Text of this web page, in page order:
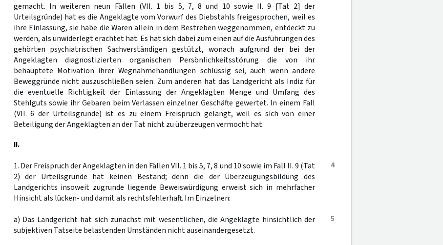
gemacht. In weiteren neun Fällen (VII. 1 bis 5, 7, 8 und 10 sowie II. 9 [Tat 2] der
Urteilsgründe) hat es die Angeklagte vom Vorwurf des Diebstahls freigesprochen, weil es
ihre Einlassung, sie habe die Waren allein in dem Bestreben weggenommen, entdeckt zu
werden, als unwiderlegt erachtet hat. Es hat sich dabei zum einen auf die Ausführungen des
gehörten psychiatrischen Sachverständigen gestützt, wonach aufgrund der bei der
Angeklagten diagnostizierten organischen Persönlichkeitsstörung die von ihr
behauptete Motivation ihrer Wegnahmehandlungen schlüssig sei, auch wenn andere
Beweggründe nicht auszuschließen seien. Zum anderen hat das Landgericht als Indiz für
die eventuelle Richtigkeit der Einlassung der Angeklagten Menge und Umfang des
Stehlguts sowie ihr Gebaren beim Verlassen einzelner Geschäfte gewertet. In einem Fall
(VII. 6 der Urteilsgründe) ist es zu einem Freispruch gelangt, weil es sich von einer
Beteiligung der Angeklagten an der Tat nicht zu überzeugen vermocht hat.
II.
4
1. Der Freispruch der Angeklagten in den Fällen VII. 1 bis 5, 7, 8 und 10 sowie im Fall II. 9 (Tat
2) der Urteilsgründe hat keinen Bestand; denn die der Überzeugungsbildung des
Landgerichts insoweit zugrunde liegende Beweiswürdigung erweist sich in mehrfacher
Hinsicht als lücken- und damit als rechtsfehlerhaft. Im Einzelnen:
5
a) Das Landgericht hat sich zunächst mit wesentlichen, die Angeklagte hinsichtlich der
subjektiven Tatseite belastenden Umständen nicht auseinandergesetzt.